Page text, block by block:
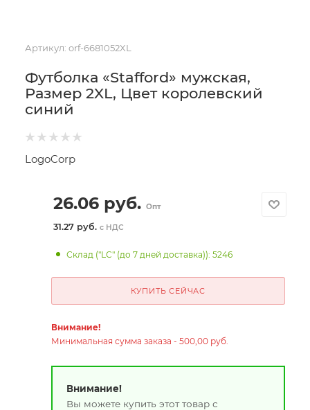
Артикул: orf-6681052XL
Футболка «Stafford» мужская,
Размер 2XL, Цвет королевский
синий
LogoCorp
26.06руб. Опт
31.27 руб. с НДС
Склад ("LC" (до 7 дней доставка)): 5246
КУПИТЬ СЕЙЧАС
Внимание!
Минимальная сумма заказа - 500,00 руб.
Внимание!
Вы можете купить этот товар с